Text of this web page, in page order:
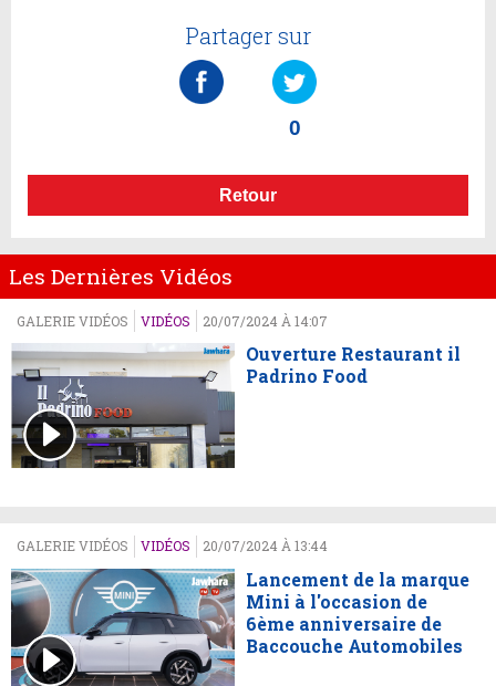
Partager sur
0
Retour
Les Dernières Vidéos
GALERIE VIDÉOS VIDÉOS 20/07/2024 À 14:07
Ouverture Restaurant il
Padrino Food
GALERIE VIDÉOS VIDÉOS 20/07/2024 À 13:44
Lancement de la marque
Mini à l'occasion de
6ème anniversaire de
Baccouche Automobiles